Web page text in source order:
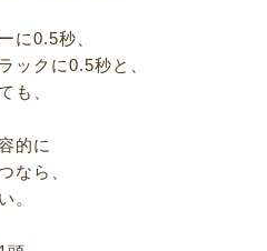
に0.5秒、
ックに0.5秒と、
も、
的に
なら、
。